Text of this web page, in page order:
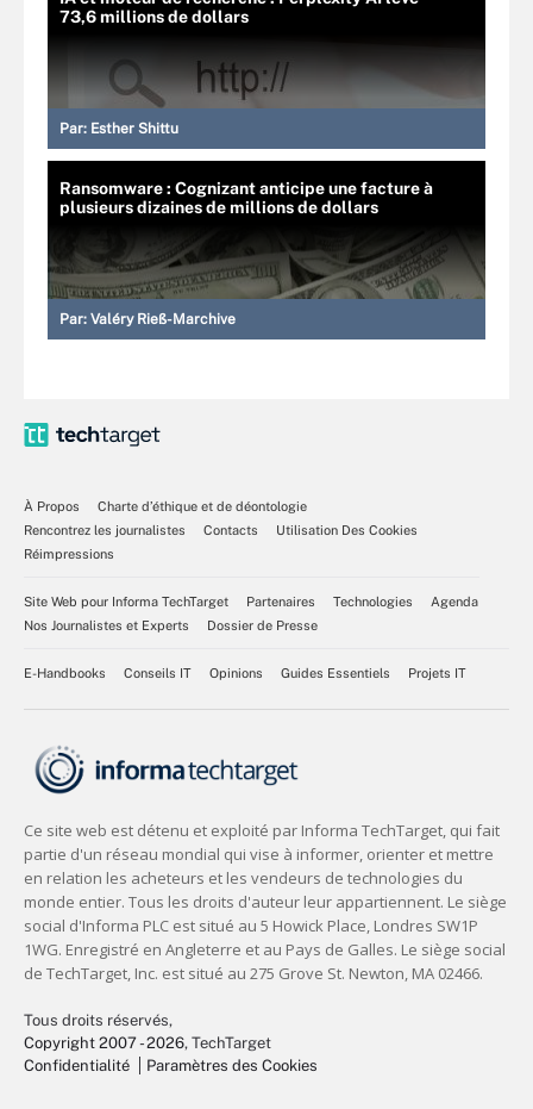
73,6 millions de dollars
Par: Esther Shittu
Ransomware : Cognizant anticipe une facture à
plusieurs dizaines de millions de dollars
Par: Valéry Rieß-Marchive
À Propos
Charte d’éthique et de déontologie
Rencontrez les journalistes
Contacts
Utilisation Des Cookies
Réimpressions
Site Web pour Informa TechTarget Partenaires Technologies
Agenda
Nos Journalistes et Experts
Dossier de Presse
E-Handbooks Conseils IT Opinions Guides Essentiels Projets IT
Tous droits réservés,
Copyright 2007 - 2026, TechTarget
Confidentialité
Paramètres des Cookies